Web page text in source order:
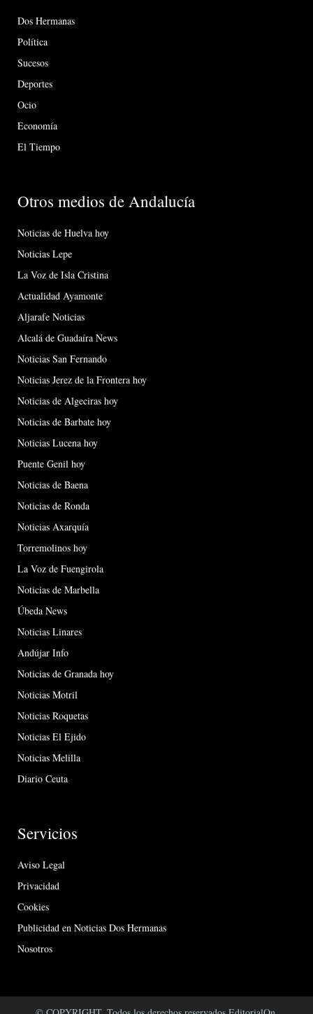
Dos Hermanas
Política
Sucesos
Deportes
Ocio
Economía
El Tiempo
Otros medios de Andalucía
Noticias de Huelva hoy
Noticias Lepe
La Voz de Isla Cristina
Actualidad Ayamonte
Aljarafe Noticias
Alcalá de Guadaíra News
Noticias San Fernando
Noticias Jerez de la Frontera hoy
Noticias de Algeciras hoy
Noticias de Barbate hoy
Noticias Lucena hoy
Puente Genil hoy
Noticias de Baena
Noticias de Ronda
Noticias Axarquía
Torremolinos hoy
La Voz de Fuengirola
Noticias de Marbella
Úbeda News
Noticias Linares
Andújar Info
Noticias de Granada hoy
Noticias Motril
Noticias Roquetas
Noticias El Ejido
Noticias Melilla
Diario Ceuta
Servicios
Aviso Legal
Privacidad
Cookies
Publicidad en Noticias Dos Hermanas
Nosotros